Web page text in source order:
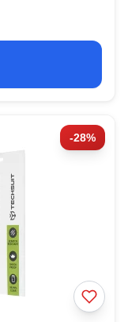
-28%